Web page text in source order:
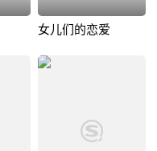
女儿们的恋爱